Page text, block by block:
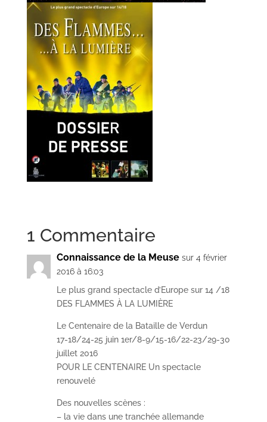
1 Commentaire
Connaissance de la Meuse sur 4 février
2016 à 16:03
Le plus grand spectacle d’Europe sur 14 /18
DES FLAMMES À LA LUMIÈRE
Le Centenaire de la Bataille de Verdun
17-18/24-25 juin 1er/8-9/15-16/22-23/29-30
juillet 2016
POUR LE CENTENAIRE Un spectacle
renouvelé
Des nouvelles scènes :
– la vie dans une tranchée allemande